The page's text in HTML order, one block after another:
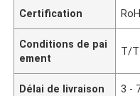
Certification
Conditions de pai
ement
T/T
Délai de livraison 3 -